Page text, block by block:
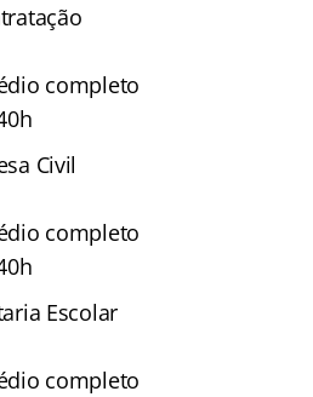
completo
Civil
completo
Escolar
completo